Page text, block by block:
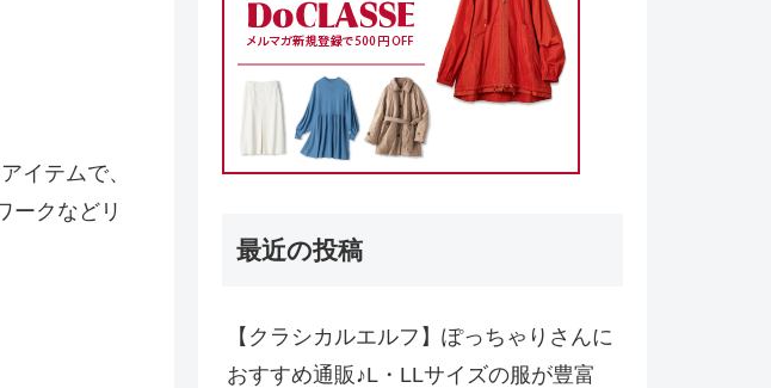
イテムで、
ークなどリ
最近の投稿
【クラシカルエルフ】ぽっちゃりさんに
おすすめ通販♪L・LLサイズの服が豊富